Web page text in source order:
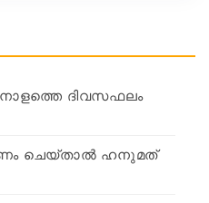
ദിവസഫലം
ചെയ്താൽ ഹനുമത്